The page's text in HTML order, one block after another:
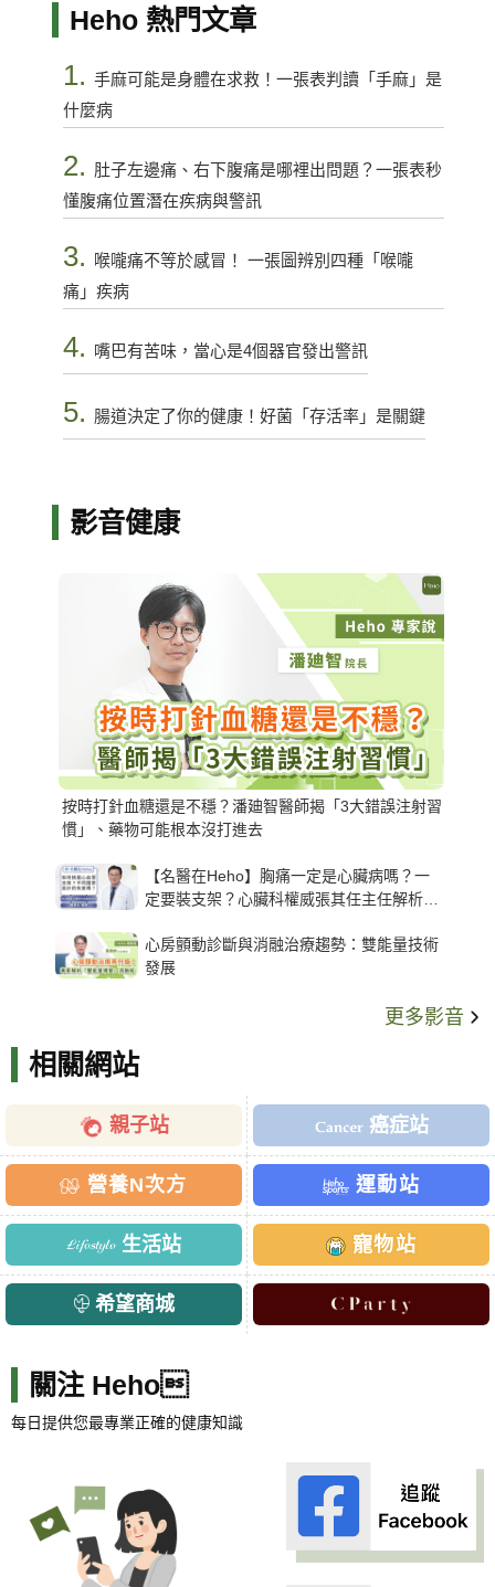
Heho 熱門文章
1. 手麻可能是身體在求救！一張表判讀「手麻」是
什麼病
2. 肚子左邊痛、右下腹痛是哪裡出問題？一張表秒
懂腹痛位置潛在疾病與警訊
3.
喉嚨痛不等於感冒！ 一張圖辨別四種「喉嚨
痛」疾病
4. 嘴巴有苦味，當心是4個器官發出警訊
5. 腸道決定了你的健康！好菌「存活率」是關鍵
影音健康
按時打針血糖還是不穩？潘廸智醫師揭「3大錯誤注射習
慣」、藥物可能根本沒打進去
【名醫在Heho】胸痛一定是心臟病嗎？一
定要裝支架？心臟科權威張其任主任解析支
心房顫動診斷與消融治療趨勢：雙能量技術
發展
更多影音
相關網站
親子站 癌症站
營養N次方 運動站
生活站 寵物站
希望商城
關注 Heho
每日提供您最專業正確的健康知識